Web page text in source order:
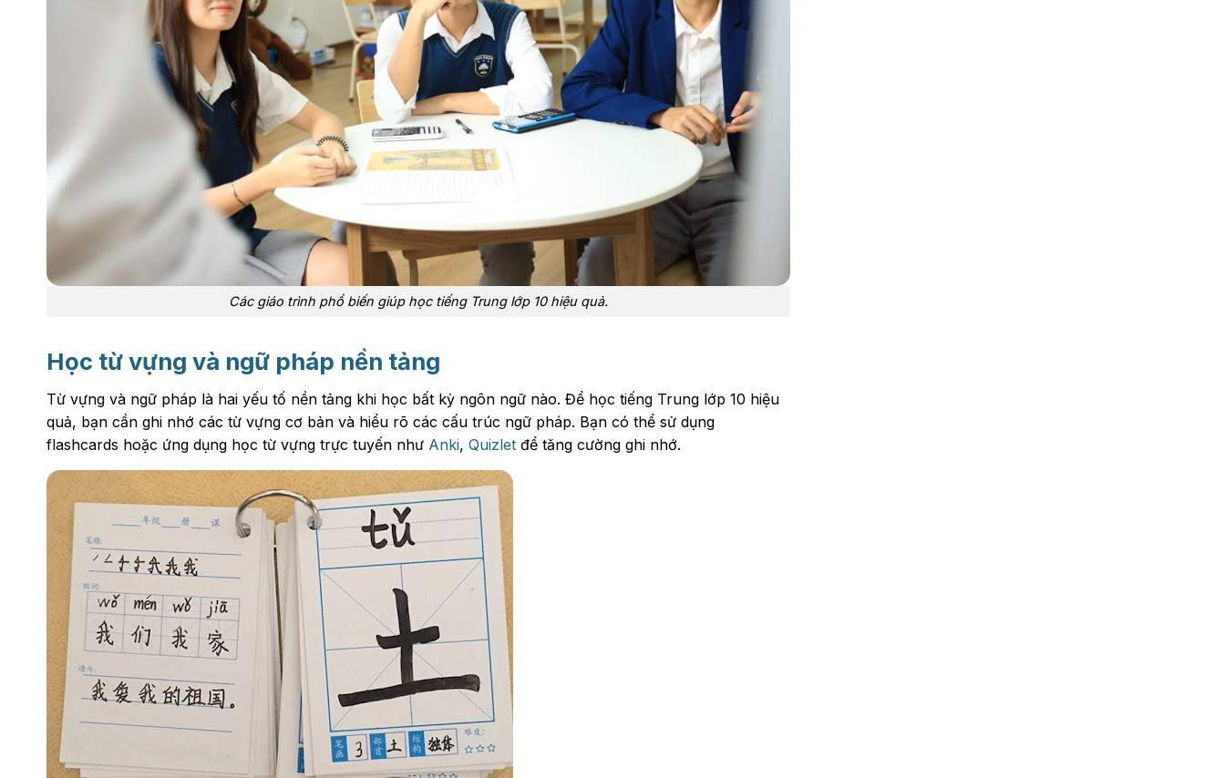
Các giáo trình phổ biến giúp học tiếng Trung lớp 10 hiệu quả.
Học từ vựng và ngữ pháp nền tảng
Từ vựng và ngữ pháp là hai yếu tố nền tảng khi học bất kỳ ngôn ngữ nào. Để học tiếng Trung lớp 10 hiệu
quả, bạn cần ghi nhớ các từ vựng cơ bản và hiểu rõ các cấu trúc ngữ pháp. Bạn có thể sử dụng
flashcards hoặc ứng dụng học từ vựng trực tuyến như Anki, Quizletđể tăng cường ghi nhớ.